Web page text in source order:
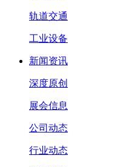
轨道交通
工业设备
新闻资讯
深度原创
展会信息
公司动态
行业动态